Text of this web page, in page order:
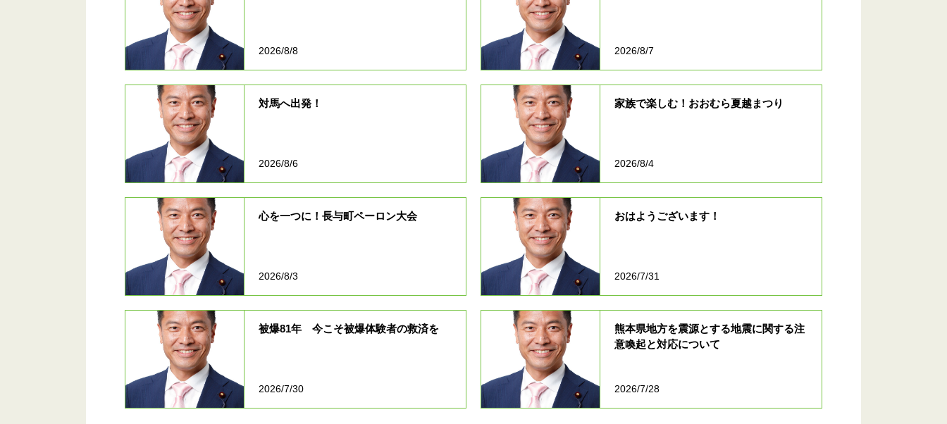
2026/8/8 2026/8/7
対馬へ出発！
2026/8/6
家族で楽しむ！おおむら夏越まつり
2026/8/4
心を一つに！長与町ペーロン大会
2026/8/3
おはようございます！
2026/7/31
被爆81年 今こそ被爆体験者の救済を
2026/7/30
熊本県地方を震源とする地震に関する注
意喚起と対応について
2026/7/28